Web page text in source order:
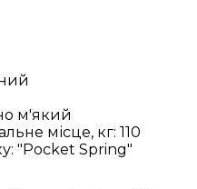
м'який
місце, кг: 110
"Pocket Spring"